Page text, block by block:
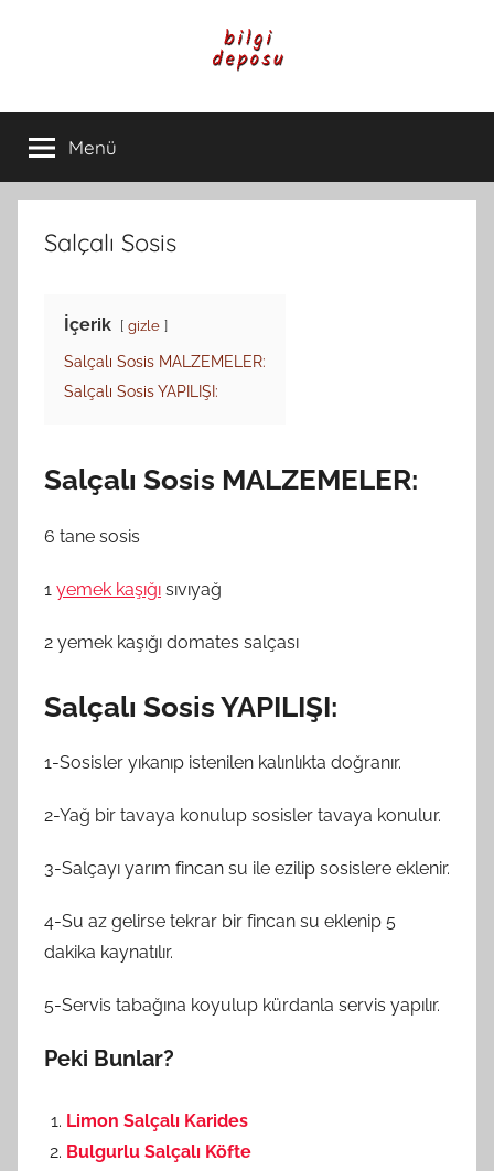
Bilgi
Deposu
Günlük
Yaşam
ve
Rehber
İçerikleri
Menü
Salçalı Sosis
İçerik gizle
Salçalı Sosis MALZEMELER:
Salçalı Sosis YAPILIŞI:
Salçalı Sosis MALZEMELER:
6 tane sosis
1 yemek kaşığı sıvıyağ
2 yemek kaşığı domates salçası
Salçalı Sosis YAPILIŞI:
1-Sosisler yıkanıp istenilen kalınlıkta doğranır.
2-Yağ bir tavaya konulup sosisler tavaya konulur.
3-Salçayı yarım fincan su ile ezilip sosislere eklenir.
4-Su az gelirse tekrar bir fincan su eklenip 5
dakika kaynatılır.
5-Servis tabağına koyulup kürdanla servis yapılır.
Peki Bunlar?
Limon Salçalı Karides
Bulgurlu Salçalı Köfte